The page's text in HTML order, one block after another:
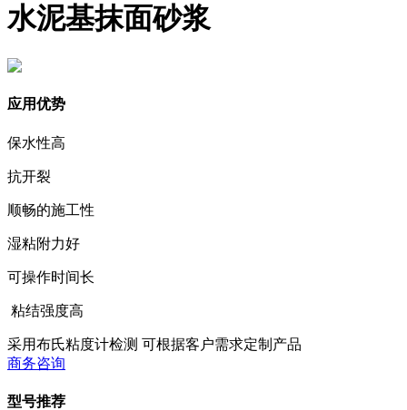
水泥基抹面砂浆
应用优势
保水性高
抗开裂
顺畅的施工性
湿粘附力好
可操作时间长
粘结强度高
采用布氏粘度计检测 可根据客户需求定制产品
商务咨询
型号推荐